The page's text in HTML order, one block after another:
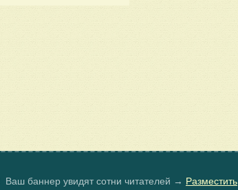
Ваш баннер увидят сотни читателей → Разместить